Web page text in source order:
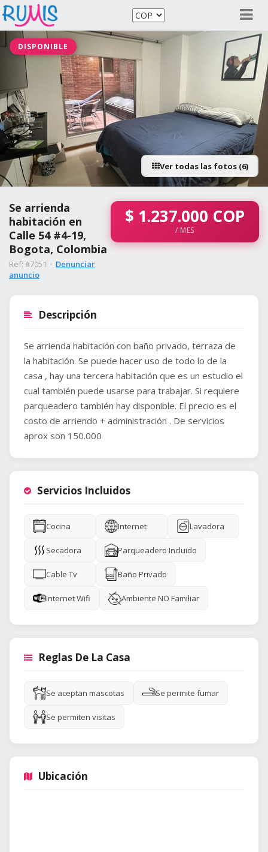
DISPONIBLE
Ver todas las fotos (6)
Se arrienda
habitación en
Calle 54 #4-19,
Bogota, Colombia
Ref: #7051 · Denunciar
anuncio
$ 1.237.000 COP
/ MES
Descripción
Se arrienda habitación con baño privado, terraza de
la habitación. Se puede hacer uso de todo lo de la
casa , hay una tercera habitación que es un estudio el
cual también puede usarse para trabajar. Si requiere
parqueadero también hay disponible. El precio es el
costo de arriendo + administración . De servicios
aprox son 150.000
Servicios Incluidos
Cocina Internet Lavadora
Secadora Parqueadero Incluido
Cable Tv Baño Privado
Internet Wifi Ambiente NO Familiar
Reglas De La Casa
Se aceptan mascotas Se permite fumar
Se permiten visitas
Ubicación